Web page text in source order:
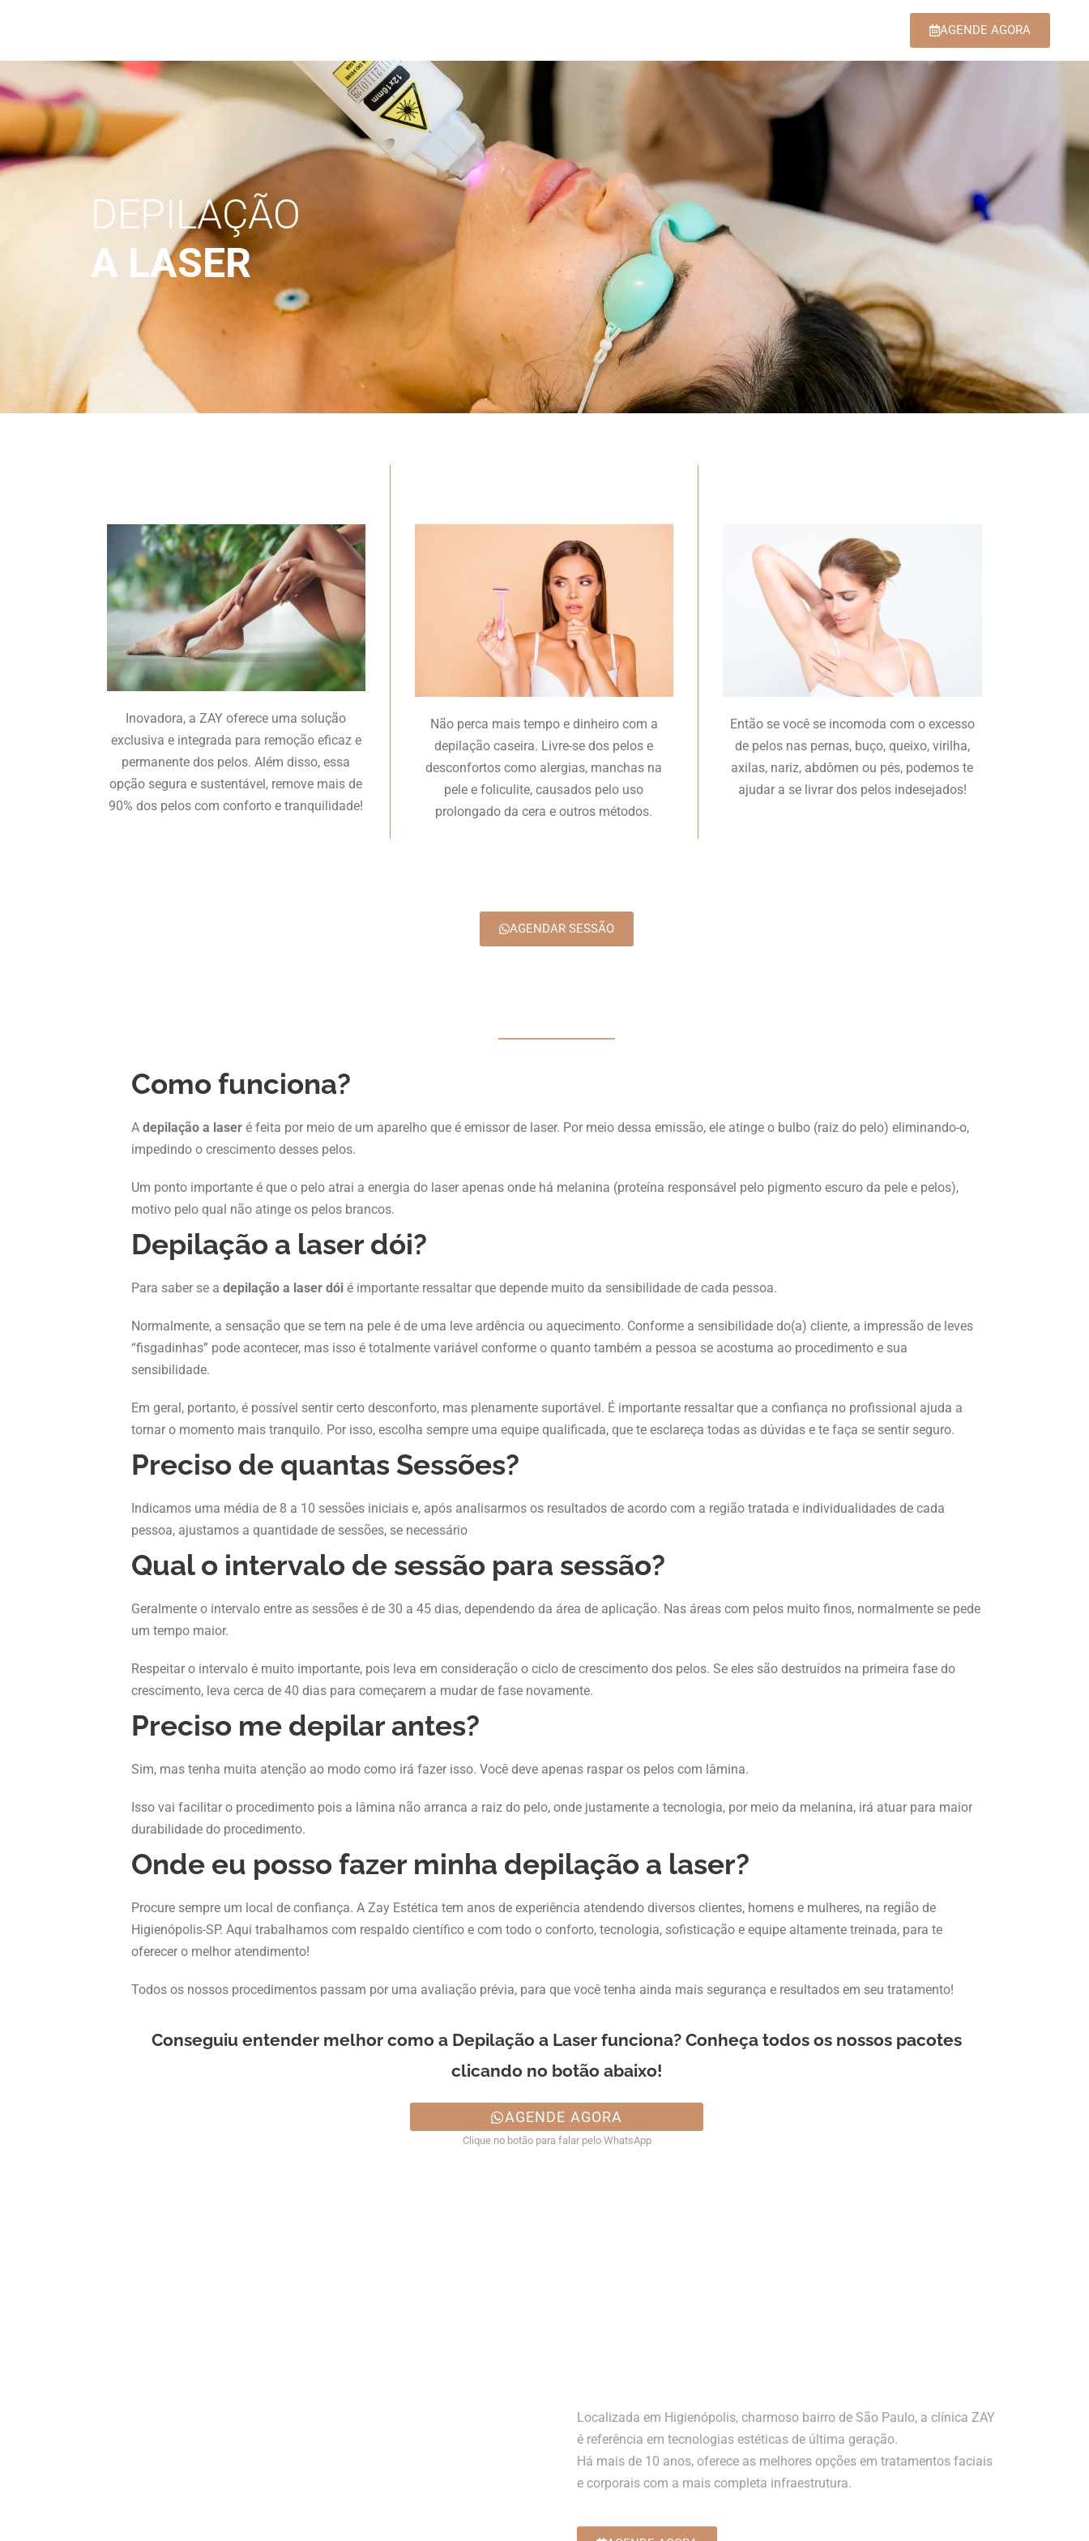
AGENDE AGORA
DEPILAÇÃO
A LASER
Inovadora, a ZAY oferece uma solução
exclusiva e integrada para remoção eficaz e
permanente dos pelos. Além disso, essa
opção segura e sustentável, remove mais de
90% dos pelos com conforto e tranquilidade!
Não perca mais tempo e dinheiro com a
depilação caseira. Livre-se dos pelos e
desconfortos como alergias, manchas na
pele e foliculite, causados pelo uso
prolongado da cera e outros métodos.
Então se você se incomoda com o excesso
de pelos nas pernas, buço, queixo, virilha,
axilas, nariz, abdômen ou pés, podemos te
ajudar a se livrar dos pelos indesejados!
AGENDAR SESSÃO
Como funciona?
A depilação a laser é feita por meio de um aparelho que é emissor de laser. Por meio dessa emissão, ele atinge o bulbo (raiz do pelo) eliminando-o,
impedindo o crescimento desses pelos.
Um ponto importante é que o pelo atrai a energia do laser apenas onde há melanina (proteína responsável pelo pigmento escuro da pele e pelos),
motivo pelo qual não atinge os pelos brancos.
Depilação a laser dói?
Para saber se a depilação a laser dói é importante ressaltar que depende muito da sensibilidade de cada pessoa.
Normalmente, a sensação que se tem na pele é de uma leve ardência ou aquecimento. Conforme a sensibilidade do(a) cliente, a impressão de leves
“fisgadinhas” pode acontecer, mas isso é totalmente variável conforme o quanto também a pessoa se acostuma ao procedimento e sua
sensibilidade.
Em geral, portanto, é possível sentir certo desconforto, mas plenamente suportável. É importante ressaltar que a confiança no profissional ajuda a
tornar o momento mais tranquilo. Por isso, escolha sempre uma equipe qualificada, que te esclareça todas as dúvidas e te faça se sentir seguro.
Preciso de quantas Sessões?
Indicamos uma média de 8 a 10 sessões iniciais e, após analisarmos os resultados de acordo com a região tratada e individualidades de cada
pessoa, ajustamos a quantidade de sessões, se necessário
Qual o intervalo de sessão para sessão?
Geralmente o intervalo entre as sessões é de 30 a 45 dias, dependendo da área de aplicação. Nas áreas com pelos muito finos, normalmente se pede
um tempo maior.
Respeitar o intervalo é muito importante, pois leva em consideração o ciclo de crescimento dos pelos. Se eles são destruídos na primeira fase do
crescimento, leva cerca de 40 dias para começarem a mudar de fase novamente.
Preciso me depilar antes?
Sim, mas tenha muita atenção ao modo como irá fazer isso. Você deve apenas raspar os pelos com lâmina.
Isso vai facilitar o procedimento pois a lâmina não arranca a raiz do pelo, onde justamente a tecnologia, por meio da melanina, irá atuar para maior
durabilidade do procedimento.
Onde eu posso fazer minha depilação a laser?
Procure sempre um local de confiança. A Zay Estética tem anos de experiência atendendo diversos clientes, homens e mulheres, na região de
Higienópolis-SP. Aqui trabalhamos com respaldo científico e com todo o conforto, tecnologia, sofisticação e equipe altamente treinada, para te
oferecer o melhor atendimento!
Todos os nossos procedimentos passam por uma avaliação prévia, para que você tenha ainda mais segurança e resultados em seu tratamento!
Conseguiu entender melhor como a Depilação a Laser funciona? Conheça todos os nossos pacotes
clicando no botão abaixo!
AGENDE AGORA
Clique no botão para falar pelo WhatsApp
Localizada em Higienópolis, charmoso bairro de São Paulo, a clínica ZAY
é referência em tecnologias estéticas de última geração.
Há mais de 10 anos, oferece as melhores opções em tratamentos faciais
e corporais com a mais completa infraestrutura.